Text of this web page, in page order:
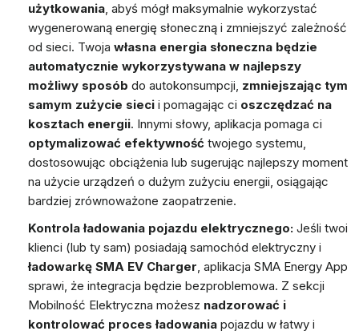
użytkowania, abyś mógł maksymalnie wykorzystać
wygenerowaną energię słoneczną i zmniejszyć zależność
od sieci. Twoja własna energia słoneczna będzie
automatycznie wykorzystywana w najlepszy
możliwy sposób do autokonsumpcji, zmniejszając tym
samym zużycie sieci i pomagając ci oszczędzać na
kosztach energii. Innymi słowy, aplikacja pomaga ci
optymalizować efektywność twojego systemu,
dostosowując obciążenia lub sugerując najlepszy moment
na użycie urządzeń o dużym zużyciu energii, osiągając
bardziej zrównoważone zaopatrzenie.
Kontrola ładowania pojazdu elektrycznego: Jeśli twoi
klienci (lub ty sam) posiadają samochód elektryczny i
ładowarkę SMA EV Charger, aplikacja SMA Energy App
sprawi, że integracja będzie bezproblemowa. Z sekcji
Mobilność Elektryczna możesz nadzorować i
kontrolować proces ładowania pojazdu w łatwy i